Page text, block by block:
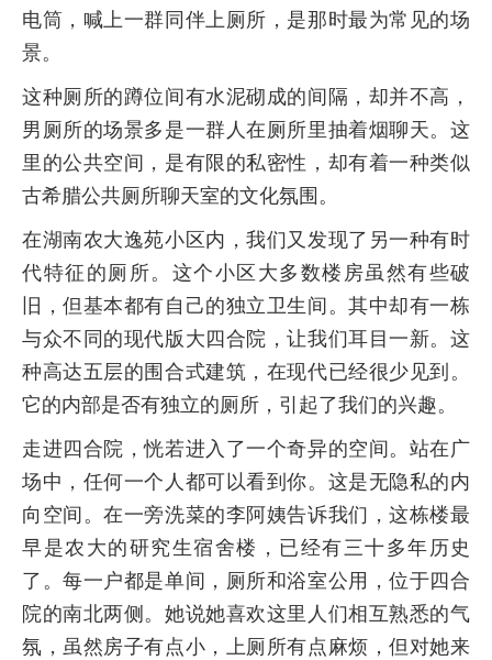
电筒，喊上一群同伴上厕所，是那时最为常见的场
景。
这种厕所的蹲位间有水泥砌成的间隔，却并不高，
男厕所的场景多是一群人在厕所里抽着烟聊天。这
里的公共空间，是有限的私密性，却有着一种类似
古希腊公共厕所聊天室的文化氛围。
在湖南农大逸苑小区内，我们又发现了另一种有时
代特征的厕所。这个小区大多数楼房虽然有些破
旧，但基本都有自己的独立卫生间。其中却有一栋
与众不同的现代版大四合院，让我们耳目一新。这
种高达五层的围合式建筑，在现代已经很少见到。
它的内部是否有独立的厕所，引起了我们的兴趣。
走进四合院，恍若进入了一个奇异的空间。站在广
场中，任何一个人都可以看到你。这是无隐私的内
向空间。在一旁洗菜的李阿姨告诉我们，这栋楼最
早是农大的研究生宿舍楼，已经有三十多年历史
了。每一户都是单间，厕所和浴室公用，位于四合
院的南北两侧。她说她喜欢这里人们相互熟悉的气
氛，虽然房子有点小，上厕所有点麻烦，但对她来